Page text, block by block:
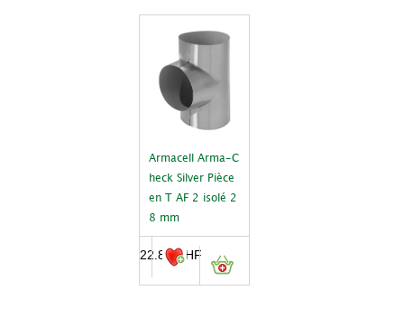
Armacell Arma-C
heck Silver Pièce
en T AF 2 isolé 2
8 mm
22.85CHF